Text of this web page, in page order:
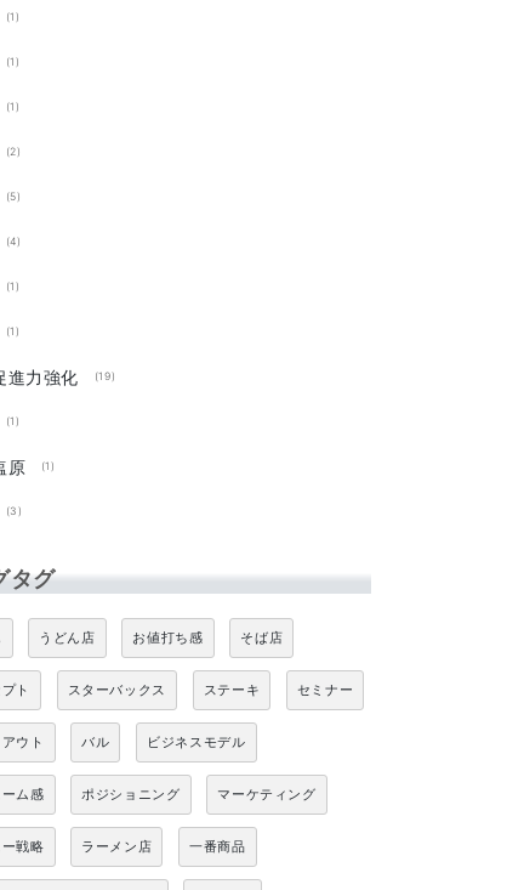
(1)
(1)
(1)
(2)
(5)
(4)
(1)
(1)
進力強化 (19)
(1)
原 (1)
(3)
タグ
うどん店 お値打ち感 そば店
ト スターバックス ステーキ セミナー
ウト バル ビジネスモデル
ム感 ポジショニング マーケティング
ー戦略 ラーメン店 一番商品